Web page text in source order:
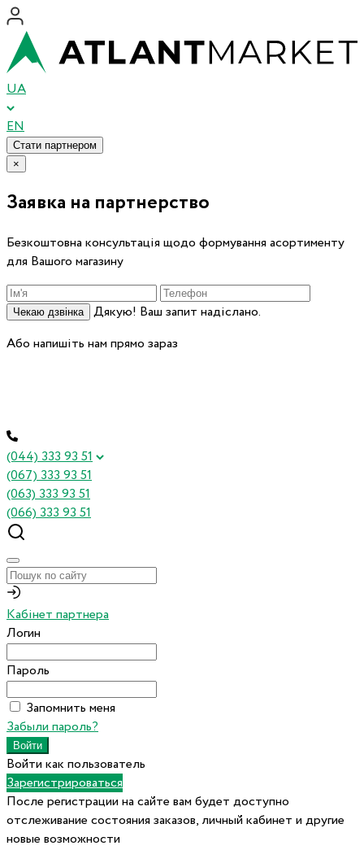
UA
EN
Стати партнером
×
Заявка на партнерство
Безкоштовна консультація щодо формування асортименту
для Вашого магазину
Чекаю дзвінка
Дякую! Ваш запит надіслано.
Або напишіть нам прямо зараз
(044) 333 93 51
(067) 333 93 51
(063) 333 93 51
(066) 333 93 51
Кабінет партнера
Логин
Пароль
Запомнить меня
Забыли пароль?
Войти как пользователь
Зарегистрироваться
После регистрации на сайте вам будет доступно
отслеживание состояния заказов, личный кабинет и другие
новые возможности